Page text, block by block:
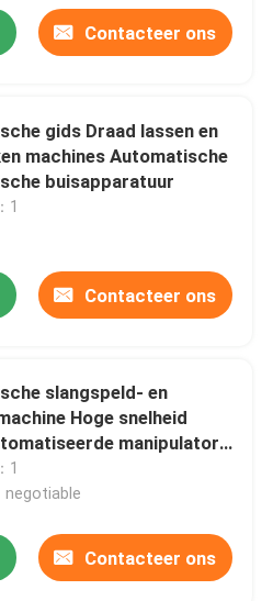
Machine rollen
Contacteer ons
gids Draad lassen en
machines Automatische
buisapparatuur
1
Contacteer ons
slangspeld- en
Hoge snelheid
manipulator
wikkeling en
apparatuur voor
1
negotiable
Contacteer ons